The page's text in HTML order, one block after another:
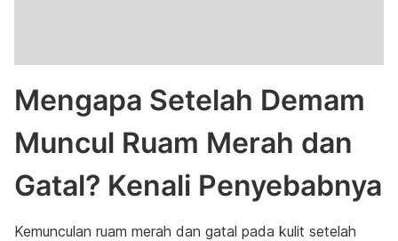
Mengapa Setelah Demam
Muncul Ruam Merah dan
Gatal? Kenali Penyebabnya
Kemunculan ruam merah dan gatal pada kulit setelah